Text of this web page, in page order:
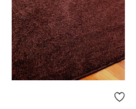
Weiß
Beige
Schwarz
Grün